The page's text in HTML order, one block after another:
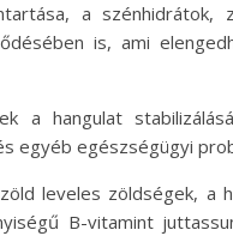
a szénhidrátok,
is, ami
a hangulat
egyéb egészségügyi
leveles zöldségek, a
B-vitamint